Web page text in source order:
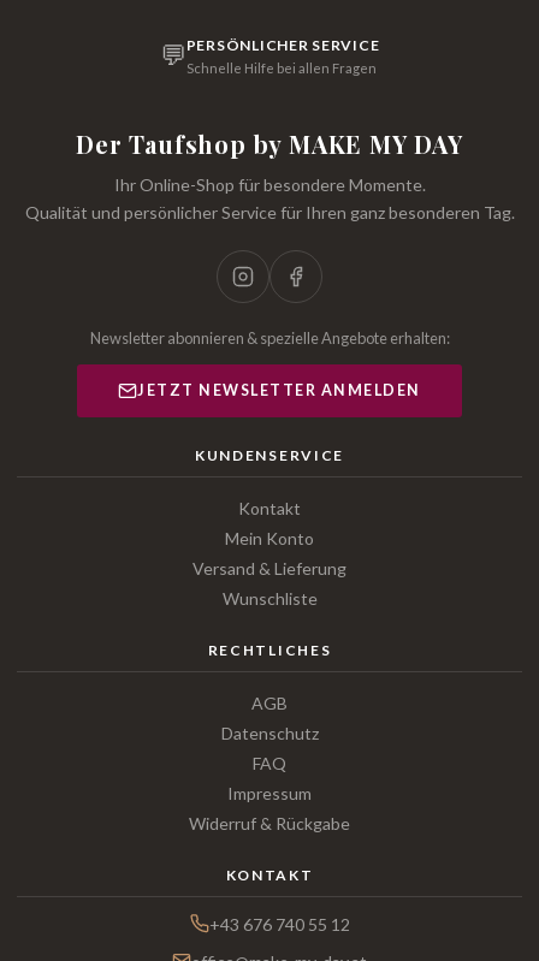
💬 PERSÖNLICHER SERVICE
Schnelle Hilfe bei allen Fragen
Der Taufshop by MAKE MY DAY
Ihr Online-Shop für besondere Momente.
Qualität und persönlicher Service für Ihren ganz besonderen Tag.
Newsletter abonnieren & spezielle Angebote erhalten:
JETZT NEWSLETTER ANMELDEN
KUNDENSERVICE
Kontakt
Mein Konto
Versand & Lieferung
Wunschliste
RECHTLICHES
AGB
Datenschutz
FAQ
Impressum
Widerruf & Rückgabe
KONTAKT
+43 676 740 55 12